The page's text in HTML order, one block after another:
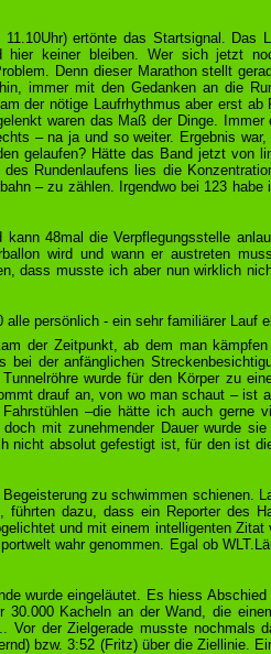
ertönte das Startsignal. Das
keiner bleiben. Wer sich jetzt
Denn dieser Marathon stellt
immer mit den Gedanken an die
der nötige Laufrhythmus aber erst ab
waren das Maß der Dinge. Immer
– na ja und so weiter. Ergebnis
gelaufen? Hätte das Band jetzt von
Rundenlaufens lies die
– zu zählen. Irgendwo bei 123 habe
48mal die Verpflegungsstelle
wird und wann er austreten
dass musste ich aber nun wirklich
persönlich - ein sehr familiärer Lauf
der Zeitpunkt, ab dem man
der anfänglichen
wurde für den Körper zu
drauf an, von wo man schaut – ist
–die hätte ich auch gerne
mit zunehmender Dauer wurde
nicht absolut gefestigt ist, für den ist
zu schwimmen schienen.
dazu, dass ein Reporter des
und mit einem intelligenten Zitat
wahr genommen. Egal ob
wurde eingeläutet. Es hiess Abschied
30.000 Kacheln an der Wand, die
Vor der Zielgerade musste nochmals
bzw. 3:52 (Fritz) über die Ziellinie.